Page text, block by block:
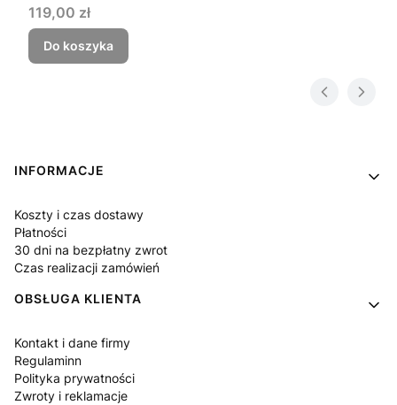
Cena
119,00 zł
Do koszyka
Linki w stopce
INFORMACJE
Koszty i czas dostawy
Płatności
30 dni na bezpłatny zwrot
Czas realizacji zamówień
OBSŁUGA KLIENTA
Kontakt i dane firmy
Regulaminn
Polityka prywatności
Zwroty i reklamacje